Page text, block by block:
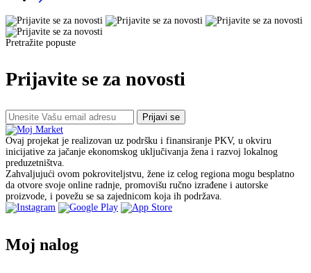
Pretražite popuste
Prijavite se za novosti
Prijavi se
Ovaj projekat je realizovan uz podršku i finansiranje PKV, u okviru
inicijative za jačanje ekonomskog uključivanja žena i razvoj lokalnog
preduzetništva.
Zahvaljujući ovom pokroviteljstvu, žene iz celog regiona mogu besplatno
da otvore svoje online radnje, promovišu ručno izrađene i autorske
proizvode, i povežu se sa zajednicom koja ih podržava.
Moj nalog